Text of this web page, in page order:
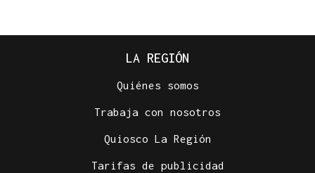
LA REGIÓN
Quiénes somos
Trabaja con nosotros
Quiosco La Región
Tarifas de publicidad